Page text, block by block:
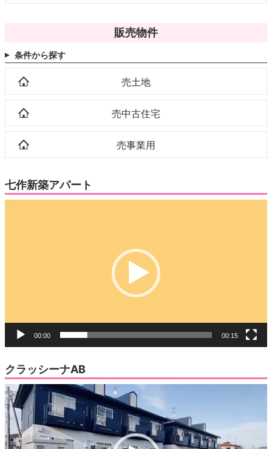
販売物件
条件から探す
売土地
売中古住宅
売事業用
七作新築アパート
00:00 00:15
クラッシーナAB
動
画
プ
レ